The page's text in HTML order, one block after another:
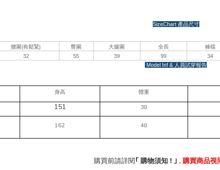
SizeChart 產品尺寸
腰圍(有鬆緊) 臀圍 大腿圍 全長
褲檔
32 55 39 99
34
Model Inf & 人員試穿報告
身高 體重
151 38
162 48
購買前請詳閱 ｢ 購物須知 ! ｣ ,購買商品視